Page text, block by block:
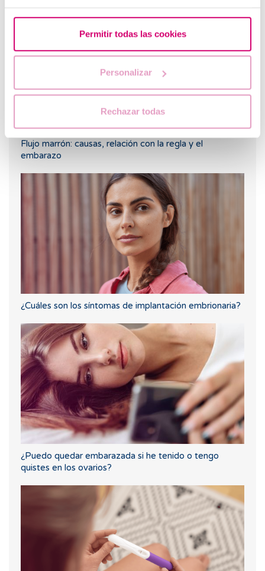
Permitir todas las cookies
Personalizar
Rechazar todas
Flujo marrón: causas, relación con la regla y el
embarazo
¿Cuáles son los síntomas de implantación embrionaria?
¿Puedo quedar embarazada si he tenido o tengo
quistes en los ovarios?